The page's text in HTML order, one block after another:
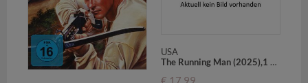
USA
The Running Man (2025),1 Blu-ray
€ 17,99